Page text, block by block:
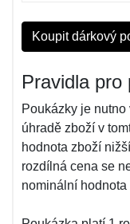
Koupit dárkový
Pravidla pro
Poukázky je
úhradě zboží v
hodnota zboží
rozdílná cena se
nominální